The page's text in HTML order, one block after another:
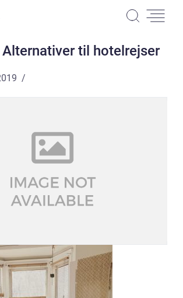
Alternativer til hotelrejser